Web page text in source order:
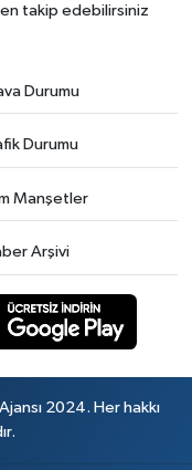
takip edebilirsiniz
Durumu
Durumu
Manşetler
Arşivi
2024. Her hakkı